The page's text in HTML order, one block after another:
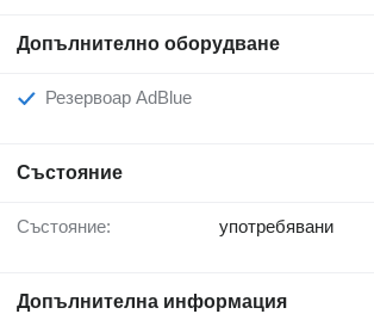
Допълнително оборудване
Резервоар AdBlue
Състояние
Състояние: употребявани
Допълнителна информация